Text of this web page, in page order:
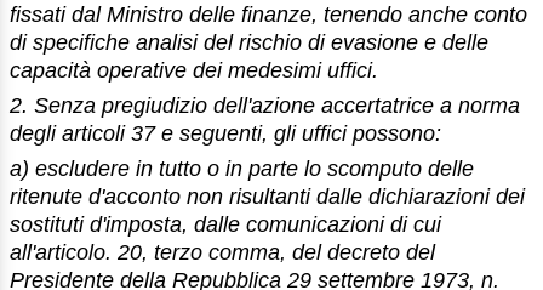
fissati dal Ministro delle finanze, tenendo anche conto
di specifiche analisi del rischio di evasione e delle
capacità operative dei medesimi uffici.
2. Senza pregiudizio dell'azione accertatrice a norma
degli articoli 37 e seguenti, gli uffici possono:
a) escludere in tutto o in parte lo scomputo delle
ritenute d'acconto non risultanti dalle dichiarazioni dei
sostituti d'imposta, dalle comunicazioni di cui
all'articolo. 20, terzo comma, del decreto del
Presidente della Repubblica 29 settembre 1973, n.